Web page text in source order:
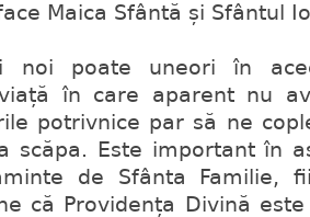
Maica Sfântă și Sfântul
noi poate uneori în
în care aparent nu
potrivnice par să ne
scăpa. Este important în
de Sfânta Familie,
că Providența Divină